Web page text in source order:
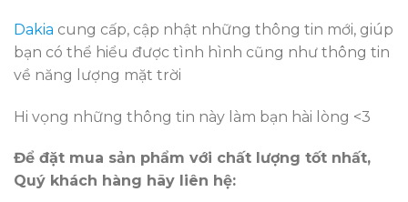
Dakia cung cấp, cập nhật những thông tin mới, giúp
bạn có thể hiểu được tình hình cũng như thông tin
về năng lượng mặt trời
Hi vọng những thông tin này làm bạn hài lòng <3
Để đặt mua sản phẩm với chất lượng tốt nhất,
Quý khách hàng hãy liên hệ: